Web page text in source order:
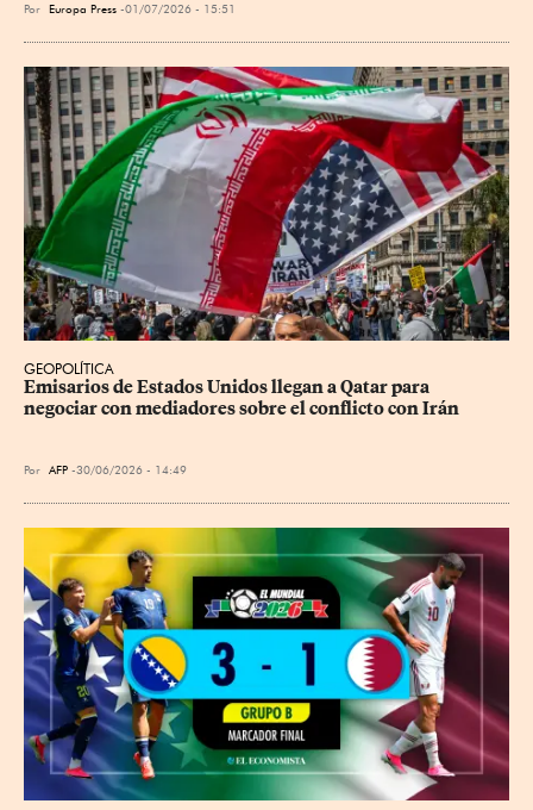
Por Europa Press 01/07/2026 - 15:51
GEOPOLÍTICA
Emisarios de Estados Unidos llegan a Qatar para
negociar con mediadores sobre el conflicto con Irán
Por AFP 30/06/2026 - 14:49